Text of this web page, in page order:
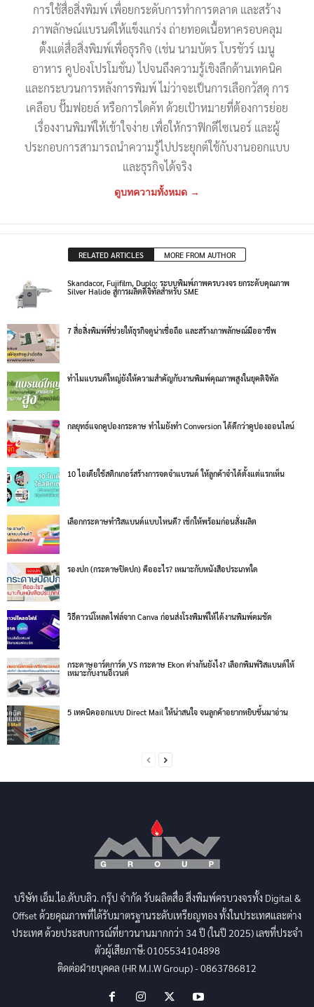
การใช้สื่อสิ่งพิมพ์ เพื่อยกระดับการทำการตลาด และสร้าง
ภาพลักษณ์แบรนด์ให้แข็งแกร่ง ถ่ายทอดเนื้อหาครอบคลุม
ตั้งแต่สื่อสิ่งพิมพ์เพื่อธุรกิจ (เช่น นามบัตร โบรชัวร์ เมนู
อาหาร คูปองโปรโมชั่น) ไปจนถึงความรู้เชิงลึกด้านเทคนิค
และกระบวนการหลังการพิมพ์ ไม่ว่าจะเป็นการเลือกวัสดุ การ
เคลือบ ปั๊มฟอยล์ หรือการไดคัท ด้วยเป้าหมายที่ต้องการย่อย
เรื่องงานพิมพ์ให้เข้าใจง่าย เพื่อให้กราฟิกดีไซเนอร์ และผู้
ประกอบการสามารถนำความรู้ไปประยุกต์ใช้กับงานออกแบบ
และธุรกิจได้จริง
ดูบทความทั้งหมด →
RELATED ARTICLES MORE FROM AUTHOR
Skandacor, Fujifilm, Duplo: ระบบพิมพ์ภาพครบวงจร ยกระดับคุณภาพ
Silver Halide สู่การผลิตดิจิทัลสำหรับ SME
7 สื่อสิ่งพิมพ์ที่ช่วยให้ธุรกิจดูน่าเชื่อถือ และสร้างภาพลักษณ์มืออาชีพ
ทำไมแบรนด์ใหญ่ยังให้ความสำคัญกับงานพิมพ์คุณภาพสูงในยุคดิจิทัล
กลยุทธ์แจกคูปองกระดาษ ทำไมยังทำ Conversion ได้ดีกว่าคูปองออนไลน์
10 ไอเดียใช้สติกเกอร์สร้างการจดจำแบรนด์ ให้ลูกค้าจำได้ตั้งแต่แรกเห็น
เลือกกระดาษทำริสแบนด์แบบไหนดี? เช็กให้พร้อมก่อนสั่งผลิต
รองปก (กระดาษปิดปก) คืออะไร? เหมาะกับหนังสือประเภทใด
วิธีดาวน์โหลดไฟล์จาก Canva ก่อนส่งโรงพิมพ์ให้ได้งานพิมพ์คมชัด
กระดาษอาร์ตการ์ด VS กระดาษ Ekon ต่างกันยังไง? เลือกพิมพ์ริสแบนด์ให้
เหมาะกับงานอีเวนต์
5 เทคนิคออกแบบ Direct Mail ให้น่าสนใจ จนลูกค้าอยากหยิบขึ้นมาอ่าน
บริษัท เอ็ม.ไอ.ดับบลิว. กรุ๊ป จำกัด รับผลิตสื่อ สิ่งพิมพ์ครบวงจรทั้ง Digital &
Offset ด้วยคุณภาพที่ได้รับมาตรฐานระดับเหรียญทอง ทั้งในประเทศและต่าง
ประเทศ ด้วยประสบการณ์ที่ยาวนานมากกว่า 34 ปี (ในปี 2025) เลขที่ประจำ
ตัวผู้เสียภาษี: 0105534104898
ติดต่อฝ่ายบุคคล (HR M.I.W Group) - 0863786812